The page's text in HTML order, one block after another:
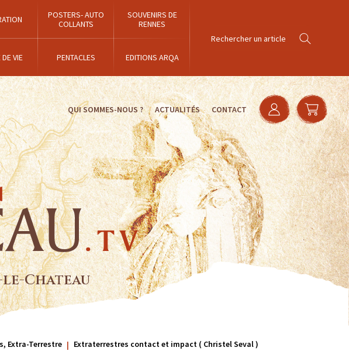
POSTERS- AUTO
COLLANTS
SOUVENIRS DE
RENNES
VIE PENTACLES EDITIONS ARQA
QUI SOMMES-NOUS ? ACTUALITÉS CONTACT
le-Chateau
Extra-Terrestre Extraterrestres contact et impact ( Christel Seval )